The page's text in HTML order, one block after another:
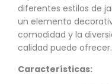
diferentes estilos de
un elemento
comodidad y la
calidad puede ofrecer.
Características: